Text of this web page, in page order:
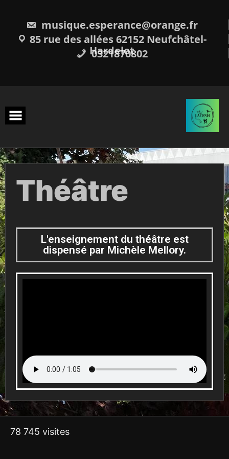
musique.esperance@orange.fr
85 rue des allées 62152 Neufchâtel-
Hardelot
0321870802
Théâtre
L'enseignement du théâtre est
dispensé par Michèle Mellory.
78 745 visites